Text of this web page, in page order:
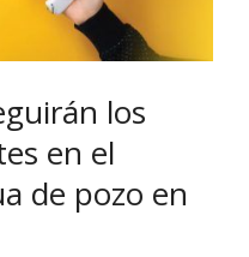
los
en el
de pozo en